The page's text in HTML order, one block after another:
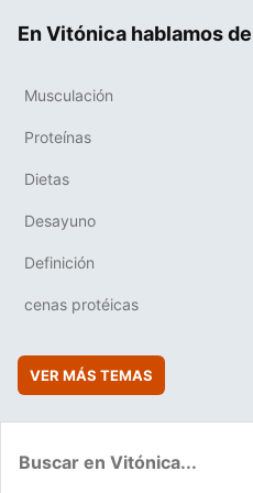
En Vitónica hablamos
Musculación
Proteínas
Dietas
Desayuno
Definición
cenas protéicas
VER MÁS TEMAS